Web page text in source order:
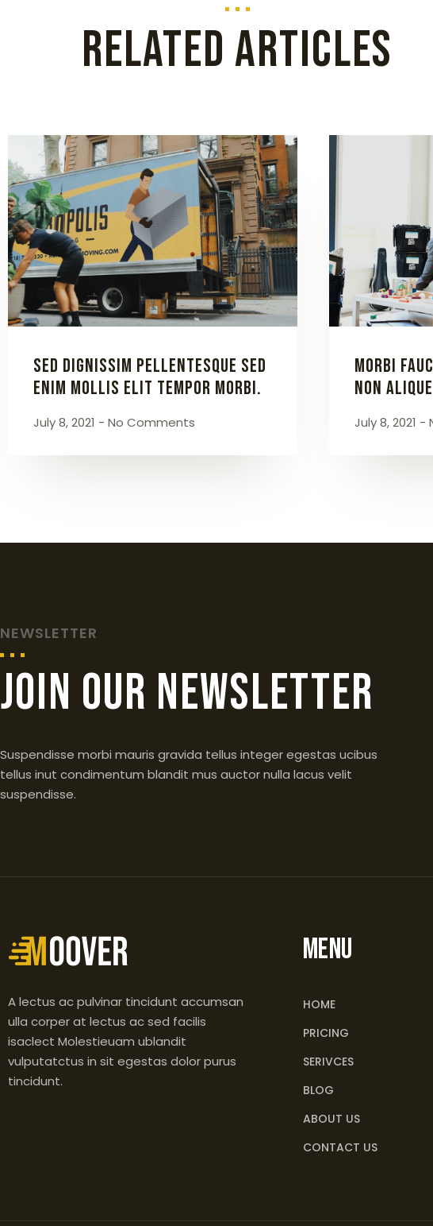
Related Articles
Sed dignissim pellentesque sed
enim mollis Elit tempor morbi.
July 8, 2021 No Comments
Morbi
Non
July 8, 2021
NEWSLETTER
join our newsletter
Suspendisse morbi mauris gravida tellus integer egestas ucibus
tellus inut condimentum blandit mus auctor nulla lacus velit
suspendisse.
A lectus ac pulvinar tincidunt accumsan
ulla corper at lectus ac sed facilis
isaclect Molestieuam ublandit
vulputatctus in sit egestas dolor purus
tincidunt.
MENU
HOME
PRICING
SERIVCES
BLOG
ABOUT US
CONTACT US